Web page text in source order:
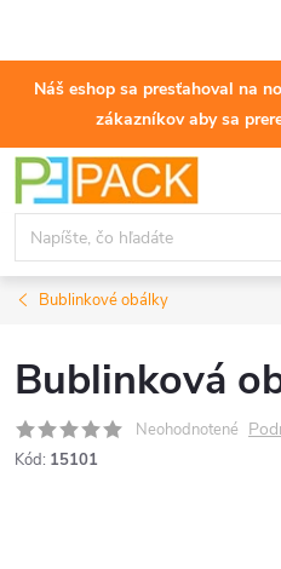
Náš eshop sa presťahoval na
zákazníkov aby sa
Prejsť
obsah
Bublinkové obálky
Bublinková
Neohodnotené
Kód: 15101